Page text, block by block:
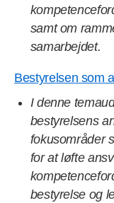
samt om
samarbejdet.
Bestyrelsen som
I denne
bestyrelsens
fokusområder
for at løfte
bestyrelse og